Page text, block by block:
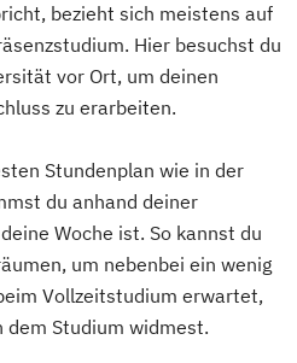
bezieht sich meistens auf
Hier besuchst du
vor Ort, um deinen
zu erarbeiten.
Stundenplan wie in der
du anhand deiner
Woche ist. So kannst du
um nebenbei ein wenig
Vollzeitstudium erwartet,
dem Studium widmest.